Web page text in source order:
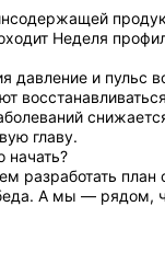
Неделя
давление и пульс
главу.
начать?
план
А мы — рядом,